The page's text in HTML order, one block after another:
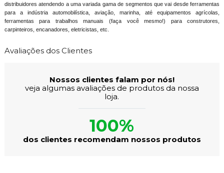
distribuidores atendendo a uma variada gama de segmentos que vai desde ferramentas
para a indústria automobilística, aviação, marinha, até equipamentos agrícolas,
ferramentas para trabalhos manuais (faça você mesmo!) para construtores,
carpinteiros, encanadores, eletricistas, etc.
Avaliações dos Clientes
Nossos clientes falam por nós!
veja algumas avaliações de produtos da nossa
loja.
100%
dos clientes recomendam nossos produtos